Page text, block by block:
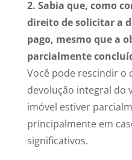
2. Sabia que, como
direito de solicitar a
pago, mesmo que a
parcialmente
Você pode rescindir o
devolução integral do
imóvel estiver
principalmente em
significativos.